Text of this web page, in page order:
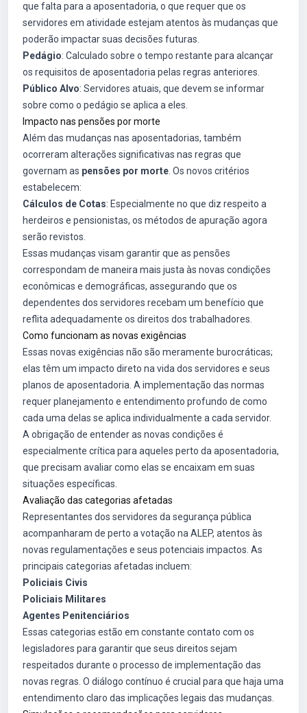
que falta para a aposentadoria, o que requer que os
servidores em atividade estejam atentos às mudanças que
poderão impactar suas decisões futuras.
Pedágio: Calculado sobre o tempo restante para alcançar
os requisitos de aposentadoria pelas regras anteriores.
Público Alvo: Servidores atuais, que devem se informar
sobre como o pedágio se aplica a eles.
Impacto nas pensões por morte
Além das mudanças nas aposentadorias, também
ocorreram alterações significativas nas regras que
governam as pensões por morte . Os novos critérios
estabelecem:
Cálculos de Cotas: Especialmente no que diz respeito a
herdeiros e pensionistas, os métodos de apuração agora
serão revistos.
Essas mudanças visam garantir que as pensões
correspondam de maneira mais justa às novas condições
econômicas e demográficas, assegurando que os
dependentes dos servidores recebam um benefício que
reflita adequadamente os direitos dos trabalhadores.
Como funcionam as novas exigências
Essas novas exigências não são meramente burocráticas;
elas têm um impacto direto na vida dos servidores e seus
planos de aposentadoria. A implementação das normas
requer planejamento e entendimento profundo de como
cada uma delas se aplica individualmente a cada servidor.
A obrigação de entender as novas condições é
especialmente crítica para aqueles perto da aposentadoria,
que precisam avaliar como elas se encaixam em suas
situações específicas.
Avaliação das categorias afetadas
Representantes dos servidores da segurança pública
acompanharam de perto a votação na ALEP, atentos às
novas regulamentações e seus potenciais impactos. As
principais categorias afetadas incluem:
Policiais Civis
Policiais Militares
Agentes Penitenciários
Essas categorias estão em constante contato com os
legisladores para garantir que seus direitos sejam
respeitados durante o processo de implementação das
novas regras. O diálogo contínuo é crucial para que haja uma
entendimento claro das implicações legais das mudanças.